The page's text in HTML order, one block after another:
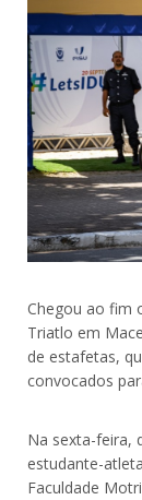
Chegou ao fim
Triatlo em
de estafetas,
convocados
Na sexta-feira,
estudante-
Faculdade